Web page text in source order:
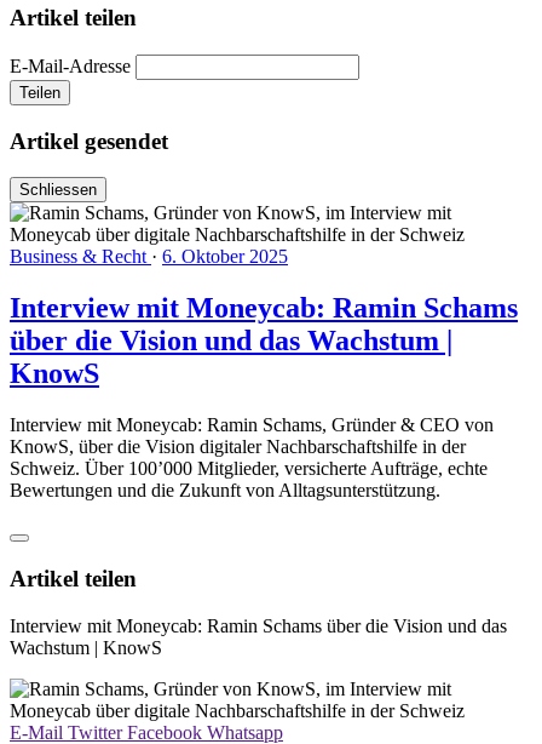
Artikel teilen
E-Mail-Adresse
Teilen
Artikel gesendet
Schliessen
Business & Recht · 6. Oktober 2025
Interview mit Moneycab: Ramin Schams
über die Vision und das Wachstum |
KnowS
Interview mit Moneycab: Ramin Schams, Gründer & CEO von
KnowS, über die Vision digitaler Nachbarschaftshilfe in der
Schweiz. Über 100’000 Mitglieder, versicherte Aufträge, echte
Bewertungen und die Zukunft von Alltagsunterstützung.
Artikel teilen
Interview mit Moneycab: Ramin Schams über die Vision und das
Wachstum | KnowS
E-Mail TwitterFacebook Whatsapp